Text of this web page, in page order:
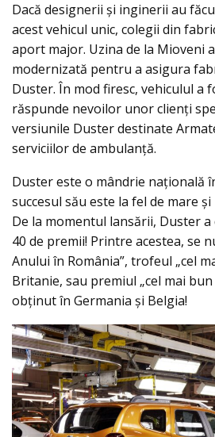
Dacă designerii şi inginerii au
acest vehicul unic, colegii din
aport major. Uzina de la Mioveni
modernizată pentru a asigura
Duster. În mod firesc, vehiculul a
răspunde nevoilor unor clienți
versiunile Duster destinate
serviciilor de ambulanță.
Duster este o mândrie națională
succesul său este la fel de mare
De la momentul lansării, Duster
40 de premii! Printre acestea, se
Anului în România”, trofeul „cel
Britanie, sau premiul „cel mai
obținut în Germania şi Belgia!